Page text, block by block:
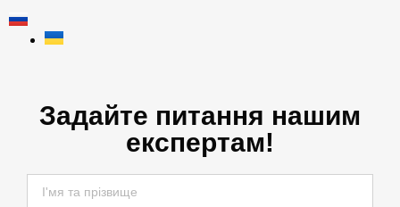
Задайте питання нашим
експертам!